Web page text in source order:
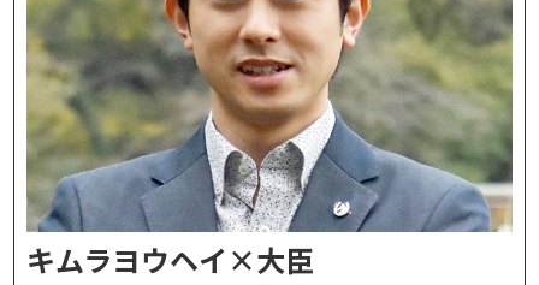
キムラヨウヘイ×大臣